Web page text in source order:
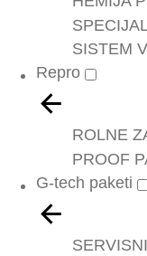
SISTEM
Repro
ROLNE
PROOF
G-tech paketi